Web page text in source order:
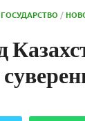
ГОСУДАРСТВО /